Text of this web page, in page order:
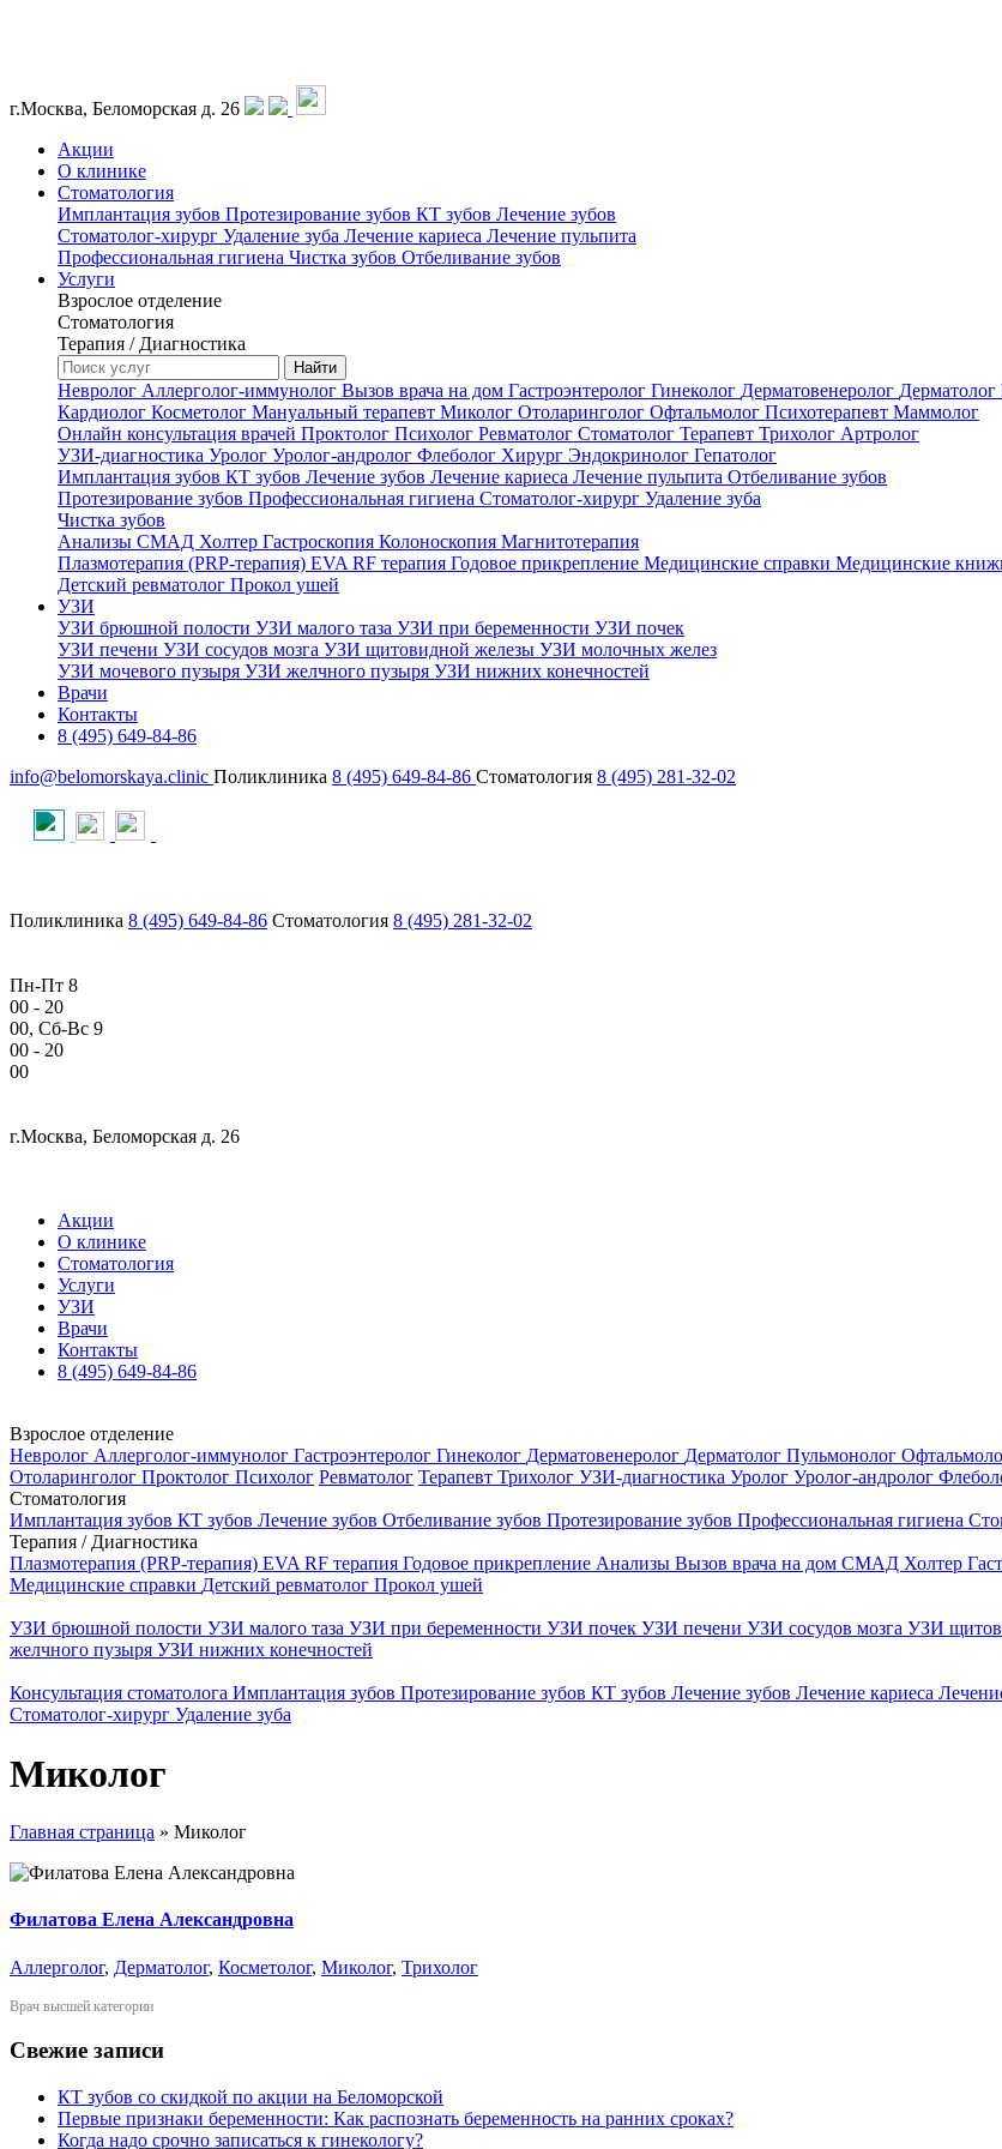
г.Москва, Беломорская д. 26
Акции
О клинике
Стоматология
Имплантация зубов Протезирование зубов КТ зубов Лечение зубов
Стоматолог-хирург Удаление зуба Лечение кариеса Лечение пульпита
Профессиональная гигиена Чистка зубов Отбеливание зубов
Услуги
Взрослое отделение
Стоматология
Терапия / Диагностика
Невролог Аллерголог-иммунолог Вызов врача на дом Гастроэнтеролог Гинеколог Дерматовенеролог Дерматолог
Кардиолог Косметолог Мануальный терапевт Миколог Отоларинголог Офтальмолог Психотерапевт Маммолог
Онлайн консультация врачей Проктолог Психолог Ревматолог Стоматолог Терапевт Трихолог Артролог
УЗИ-диагностика Уролог Уролог-андролог Флеболог Хирург Эндокринолог Гепатолог
Имплантация зубов КТ зубов Лечение зубов Лечение кариеса Лечение пульпита Отбеливание зубов
Протезирование зубов Профессиональная гигиена Стоматолог-хирург Удаление зуба
Чистка зубов
Анализы СМАД Холтер Гастроскопия Колоноскопия Магнитотерапия
Плазмотерапия (PRP-терапия) EVA RF терапия Годовое прикрепление Медицинские справки Медицинские
Детский ревматолог Прокол ушей
УЗИ
УЗИ брюшной полости УЗИ малого таза УЗИ при беременности УЗИ почек
УЗИ печени УЗИ сосудов мозга УЗИ щитовидной железы УЗИ молочных желез
УЗИ мочевого пузыря УЗИ желчного пузыря УЗИ нижних конечностей
Врачи
Контакты
8 (495) 649-84-86
info@belomorskaya.clinic Поликлиника 8 (495) 649-84-86 Стоматология 8 (495) 281-32-02
Поликлиника 8 (495) 649-84-86 Стоматология 8 (495) 281-32-02
Пн-Пт 8
00 - 20
00, Сб-Вс 9
00 - 20
00
г.Москва, Беломорская д. 26
Акции
О клинике
Стоматология
Услуги
УЗИ
Врачи
Контакты
8 (495) 649-84-86
Взрослое отделение
Невролог Аллерголог-иммунолог Гастроэнтеролог Гинеколог Дерматовенеролог Дерматолог Пульмонолог
Отоларинголог Проктолог Психолог Ревматолог Терапевт Трихолог УЗИ-диагностика Уролог Уролог-андролог
Стоматология
Имплантация зубов КТ зубов Лечение зубов Отбеливание зубов Протезирование зубов Профессиональная гигиена
Терапия / Диагностика
Плазмотерапия (PRP-терапия) EVA RF терапия Годовое прикрепление Анализы Вызов врача на дом СМАД Холтер
Медицинские справки Детский ревматолог Прокол ушей
УЗИ брюшной полости УЗИ малого таза УЗИ при беременности УЗИ почек УЗИ печени УЗИ сосудов мозга УЗИ
желчного пузыря УЗИ нижних конечностей
Консультация стоматолога Имплантация зубов Протезирование зубов КТ зубов Лечение зубов Лечение кариеса
Стоматолог-хирург Удаление зуба
Миколог
Главная страница » Миколог
Филатова Елена Александровна
Аллерголог, Дерматолог, Косметолог, Миколог, Трихолог
Врач высшей категории
Свежие записи
КТ зубов со скидкой по акции на Беломорской
Первые признаки беременности: Как распознать беременность на ранних сроках?
Когда надо срочно записаться к гинекологу?